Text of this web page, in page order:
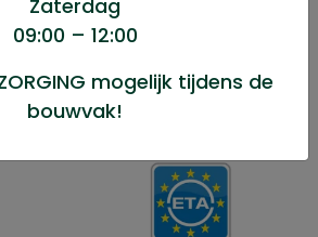
/ Flenskopschroef 8×180/50st
8x180/50st
Zaterdag
09:00 – 12:00
mogelijk tijdens de
bouwvak!